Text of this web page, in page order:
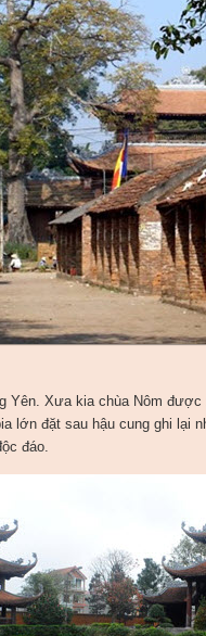
Yên. Xưa kia chùa Nôm
lớn đặt sau hậu cung ghi lại
đáo.